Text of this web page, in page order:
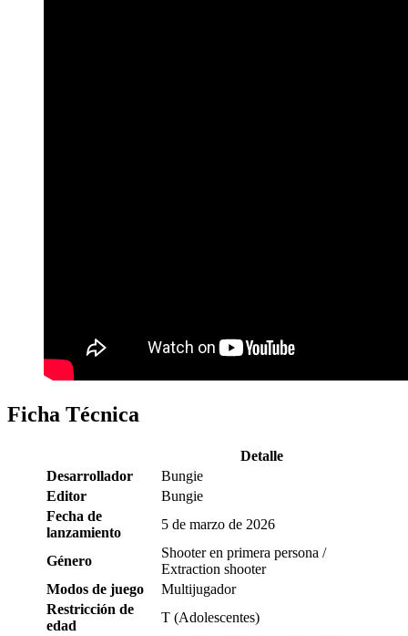
Ficha Técnica
Detalle
Desarrollador
Bungie
Editor
Bungie
Fecha de
lanzamiento
5 de marzo de 2026
Género
Shooter en primera persona /
Extraction shooter
Modos de juego
Multijugador
Restricción de
edad
T (Adolescentes)